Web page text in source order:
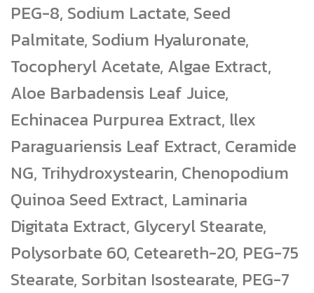
PEG-8, Sodium Lactate, Seed
Palmitate, Sodium Hyaluronate,
Tocopheryl Acetate, Algae Extract,
Aloe Barbadensis Leaf Juice,
Echinacea Purpurea Extract, llex
Paraguariensis Leaf Extract, Ceramide
NG, Trihydroxystearin, Chenopodium
Quinoa Seed Extract, Laminaria
Digitata Extract, Glyceryl Stearate,
Polysorbate 60, Ceteareth-20, PEG-75
Stearate, Sorbitan Isostearate, PEG-7